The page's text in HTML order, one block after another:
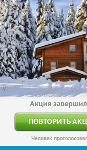
Акция
ПОВТОРИТЬ
Человек